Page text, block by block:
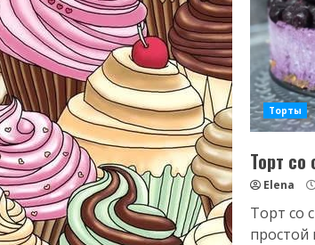
Торты
Торт
Elena
Торт со
простой